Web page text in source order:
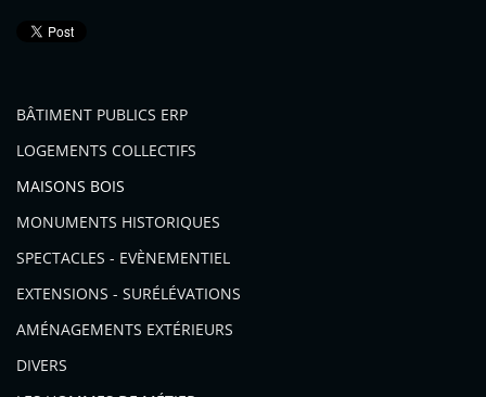
BÂTIMENT PUBLICS ERP
LOGEMENTS COLLECTIFS
MAISONS BOIS
MONUMENTS HISTORIQUES
SPECTACLES - EVÈNEMENTIEL
EXTENSIONS - SURÉLÉVATIONS
AMÉNAGEMENTS EXTÉRIEURS
DIVERS